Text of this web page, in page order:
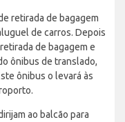
retirada de bagagem
de carros. Depois
de bagagem e
ônibus de translado,
ônibus o levará às
ao balcão para